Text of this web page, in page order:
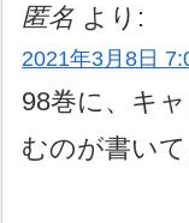
匿名 より:
2021年3月8日
98巻に、キ
むのが書いて